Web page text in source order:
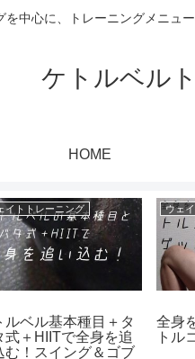
中心に、トレーニングメニュ
ケトルベル
HOME
イトトレーニング
ルベル基本種目＋タ
式＋HIITで全身を追
む！スイング＆ゴブ
ウェ
全身
トル